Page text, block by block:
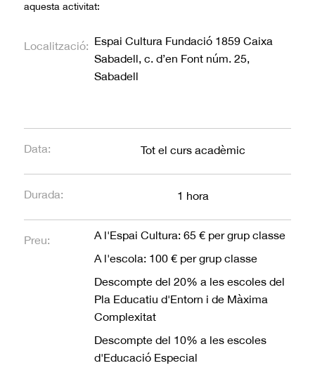
aquesta activitat:
Localització: Espai Cultura Fundació 1859 Caixa
Sabadell, c. d’en Font núm. 25,
Sabadell
Data: Tot el curs acadèmic
Durada: 1 hora
Preu:
A l'Espai Cultura: 65 € per grup classe
A l'escola: 100 € per grup classe
Descompte del 20% a les escoles del
Pla Educatiu d'Entorn i de Màxima
Complexitat
Descompte del 10% a les escoles
d'Educació Especial